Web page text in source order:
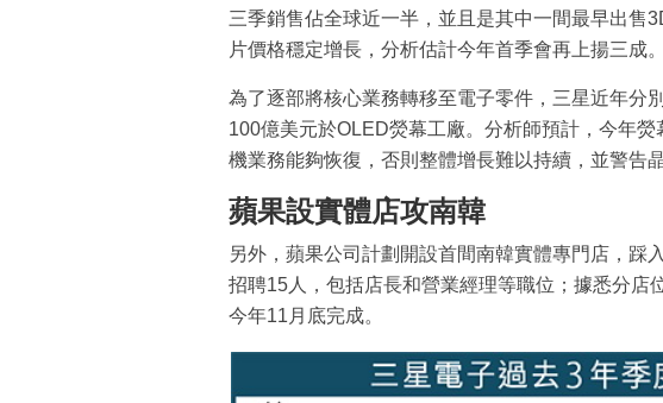
三季銷售佔全球近一半，並且是其中一間最早出售
片價格穩定增長，分析估計今年首季會再上揚三成。
為了逐部將核心業務轉移至電子零件，三星近年分
100億美元於OLED熒幕工廠。分析師預計，今年
機業務能夠恢復，否則整體增長難以持續，並警告
蘋果設實體店攻南韓
另外，蘋果公司計劃開設首間南韓實體專門店，踩
招聘15人，包括店長和營業經理等職位；據悉分店
今年11月底完成。